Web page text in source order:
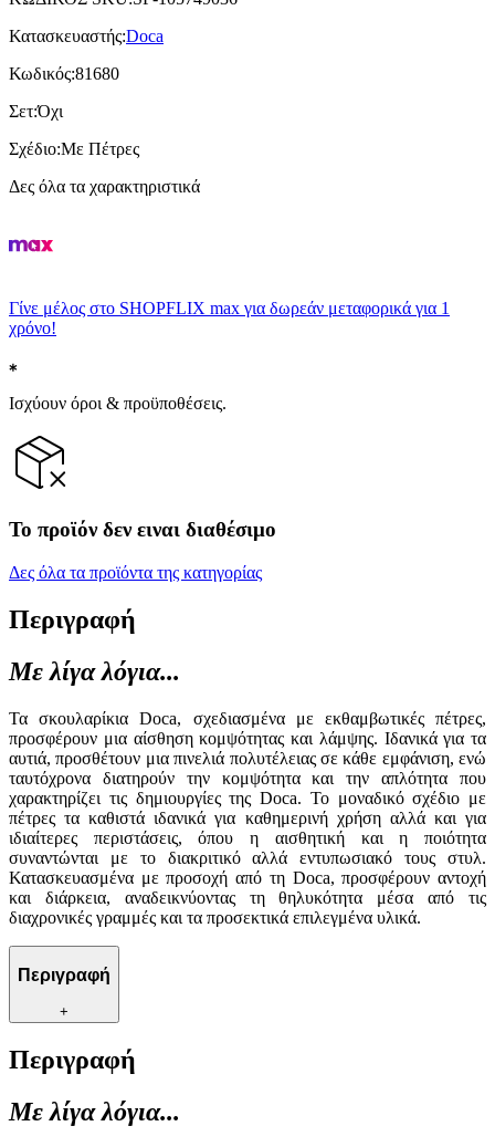
Κατασκευαστής:Doca
Κωδικός:81680
Σετ:Όχι
Σχέδιο:Με Πέτρες
Δες όλα τα χαρακτηριστικά
Γίνε μέλος στο SHOPFLIX max για δωρεάν μεταφορικά για 1
χρόνο!
Ισχύουν όροι & προϋποθέσεις.
Το προϊόν δεν ειναι διαθέσιμο
Δες όλα τα προϊόντα της κατηγορίας
Περιγραφή
Με λίγα λόγια...
Τα σκουλαρίκια Doca, σχεδιασμένα με εκθαμβωτικές πέτρες,
προσφέρουν μια αίσθηση κομψότητας και λάμψης. Ιδανικά για τα
αυτιά, προσθέτουν μια πινελιά πολυτέλειας σε κάθε εμφάνιση, ενώ
ταυτόχρονα διατηρούν την κομψότητα και την απλότητα που
χαρακτηρίζει τις δημιουργίες της Doca. Το μοναδικό σχέδιο με
πέτρες τα καθιστά ιδανικά για καθημερινή χρήση αλλά και για
ιδιαίτερες περιστάσεις, όπου η αισθητική και η ποιότητα
συναντώνται με το διακριτικό αλλά εντυπωσιακό τους στυλ.
Κατασκευασμένα με προσοχή από τη Doca, προσφέρουν αντοχή
και διάρκεια, αναδεικνύοντας τη θηλυκότητα μέσα από τις
διαχρονικές γραμμές και τα προσεκτικά επιλεγμένα υλικά.
Περιγραφή
+
Περιγραφή
Με λίγα λόγια...